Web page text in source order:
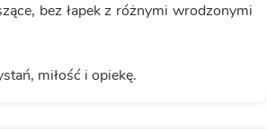
bez łapek z różnymi wrodzonymi
miłość i opiekę.